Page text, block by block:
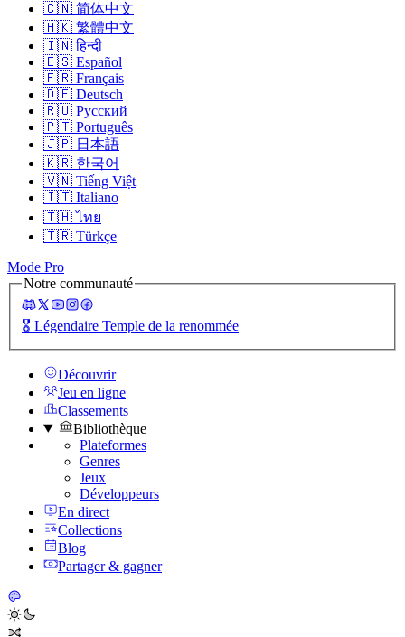
🇨🇳 简体中文
🇭🇰 繁體中文
🇮🇳 हिन्दी
🇪🇸 Español
🇫🇷 Français
🇩🇪 Deutsch
🇷🇺 Русский
🇵🇹 Português
🇯🇵 日本語
🇰🇷 한국어
🇻🇳 Tiếng Việt
🇮🇹 Italiano
🇹🇭 ไทย
🇹🇷 Türkçe
Mode Pro
Notre communauté
🎖️ Légendaire Temple de la renommée
Découvrir
Jeu en ligne
Classements
Bibliothèque
Plateformes
Genres
Jeux
Développeurs
En direct
Collections
Blog
Partager & gagner